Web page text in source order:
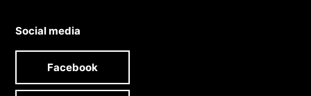
Social media
Facebook